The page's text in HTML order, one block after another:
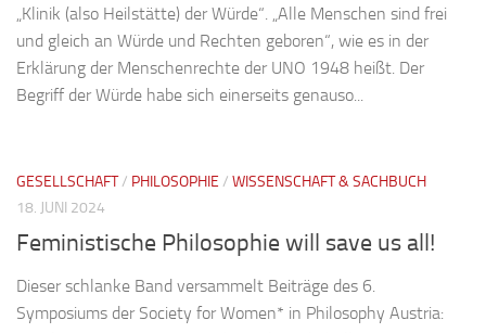
„Klinik (also Heilstätte) der Würde“. „Alle Menschen sind frei
und gleich an Würde und Rechten geboren“, wie es in der
Erklärung der Menschenrechte der UNO 1948 heißt. Der
Begriff der Würde habe sich einerseits genauso...
GESELLSCHAFT/ PHILOSOPHIE / WISSENSCHAFT & SACHBUCH
18. JUNI 2024
Feministische Philosophie will save us all!
Dieser schlanke Band versammelt Beiträge des 6.
Symposiums der Society for Women* in Philosophy Austria: